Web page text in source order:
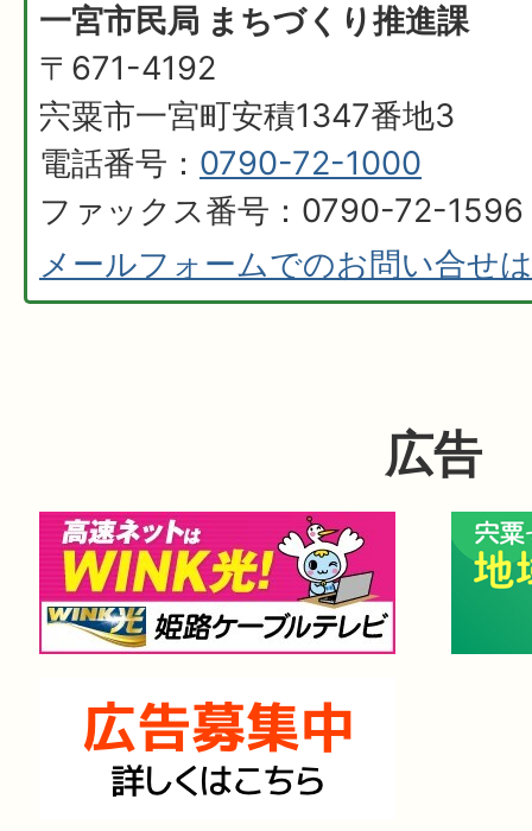
一宮市民局 まちづくり推進課
〒671-4192
宍粟市一宮町安積1347番地3
電話番号： 0790-72-1000
ファックス番号：0790-72-1596
メールフォームでのお問い合せ
広告